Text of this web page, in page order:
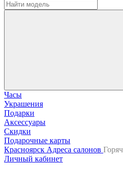
Часы
Украшения
Подарки
Аксессуары
Скидки
Подарочные карты
Красноярск Адреса салонов
Личный кабинет